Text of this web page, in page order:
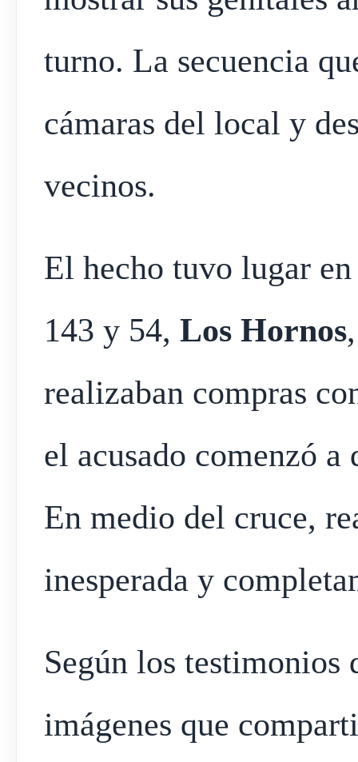
turno. La secuencia
cámaras del local y
vecinos.
El hecho tuvo lugar
143 y 54, Los Hornos
realizaban compras
el acusado comenzó
En medio del cruce,
inesperada y
Según los testimonios
imágenes que